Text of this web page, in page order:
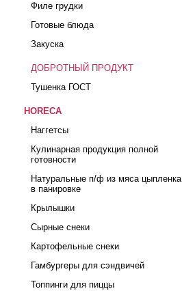
Филе грудки
Готовые блюда
Закуска
ДОБРОТНЫЙ ПРОДУКТ
Тушенка ГОСТ
HORECA
Наггетсы
Кулинарная продукция полной
готовности
Натуральные п/ф из мяса цыпленка
в панировке
Крылышки
Сырные снеки
Картофельные снеки
Гамбургеры для сэндвичей
Топпинги для пиццы